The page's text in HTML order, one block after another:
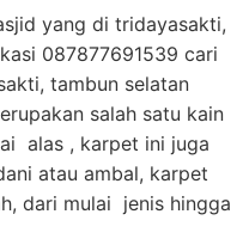
yang di tridayasakti,
087877691539 cari
tambun selatan
salah satu kain
alas , karpet ini juga
atau ambal, karpet
dari mulai jenis hingga